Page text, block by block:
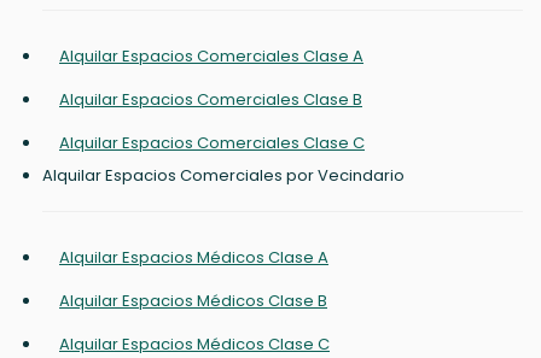
Alquilar Espacios Comerciales Clase A
Alquilar Espacios Comerciales Clase B
Alquilar Espacios Comerciales Clase C
Alquilar Espacios Comerciales por Vecindario
Alquilar Espacios Médicos Clase A
Alquilar Espacios Médicos Clase B
Alquilar Espacios Médicos Clase C